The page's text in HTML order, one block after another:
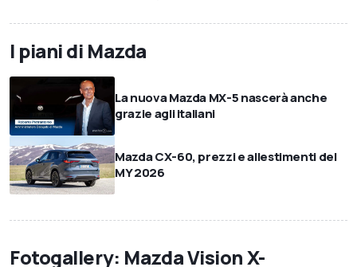
I piani di Mazda
La nuova Mazda MX-5 nascerà anche
grazie agli italiani
Mazda CX-60, prezzi e allestimenti del
MY 2026
Fotogallery: Mazda Vision X-